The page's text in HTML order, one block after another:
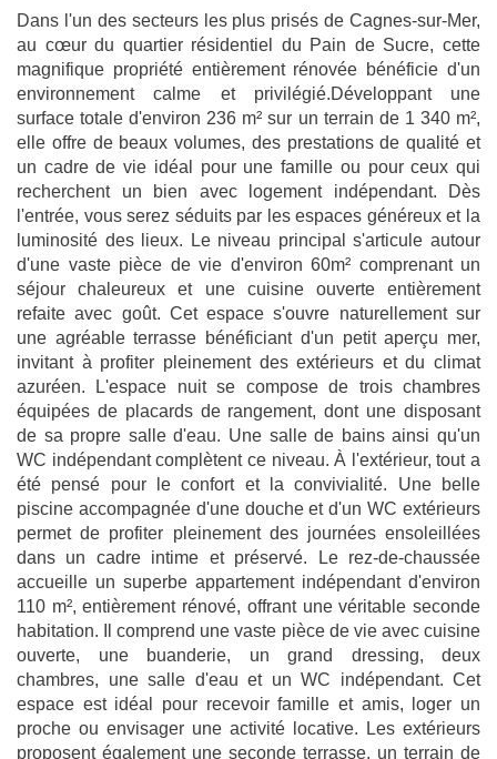
Dans l'un des secteurs les plus prisés de Cagnes-sur-Mer,
au cœur du quartier résidentiel du Pain de Sucre, cette
magnifique propriété entièrement rénovée bénéficie d'un
environnement calme et privilégié.Développant une
surface totale d'environ 236 m² sur un terrain de 1 340 m²,
elle offre de beaux volumes, des prestations de qualité et
un cadre de vie idéal pour une famille ou pour ceux qui
recherchent un bien avec logement indépendant. Dès
l'entrée, vous serez séduits par les espaces généreux et la
luminosité des lieux. Le niveau principal s'articule autour
d'une vaste pièce de vie d'environ 60m² comprenant un
séjour chaleureux et une cuisine ouverte entièrement
refaite avec goût. Cet espace s'ouvre naturellement sur
une agréable terrasse bénéficiant d'un petit aperçu mer,
invitant à profiter pleinement des extérieurs et du climat
azuréen. L'espace nuit se compose de trois chambres
équipées de placards de rangement, dont une disposant
de sa propre salle d'eau. Une salle de bains ainsi qu'un
WC indépendant complètent ce niveau. À l'extérieur, tout a
été pensé pour le confort et la convivialité. Une belle
piscine accompagnée d'une douche et d'un WC extérieurs
permet de profiter pleinement des journées ensoleillées
dans un cadre intime et préservé. Le rez-de-chaussée
accueille un superbe appartement indépendant d'environ
110 m², entièrement rénové, offrant une véritable seconde
habitation. Il comprend une vaste pièce de vie avec cuisine
ouverte, une buanderie, un grand dressing, deux
chambres, une salle d'eau et un WC indépendant. Cet
espace est idéal pour recevoir famille et amis, loger un
proche ou envisager une activité locative. Les extérieurs
proposent également une seconde terrasse, un terrain de